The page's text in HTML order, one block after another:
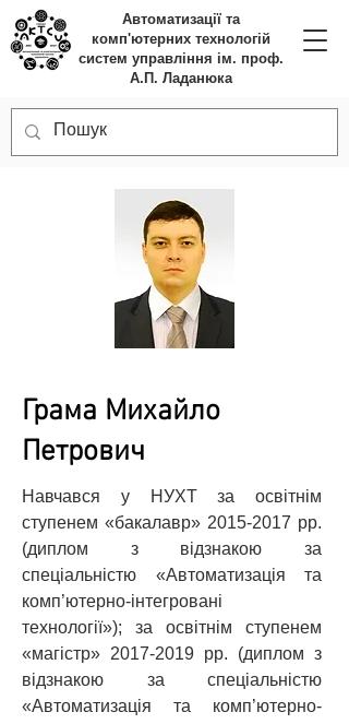
Автоматизації та
комп'ютерних технологій
систем управління ім. проф.
А.П. Ладанюка
Грама Михайло
Петрович
Навчався у НУХТ за освітнім
ступенем «бакалавр» 2015-2017 рр.
(диплом з відзнакою за
спеціальністю «Автоматизація та
комп’ютерно-інтегровані
технології»); за освітнім ступенем
«магістр» 2017-2019 рр. (диплом з
відзнакою за спеціальністю
«Автоматизація та комп’ютерно-